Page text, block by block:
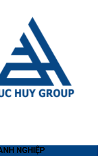
NGHIỆP